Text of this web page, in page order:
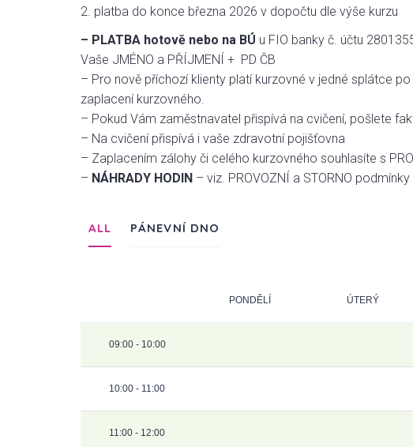
2. platba do konce března 2026 v dopočtu dle výše kurzu
– PLATBA hotově nebo na BÚ u FIO banky č. účtu
Vaše JMÉNO a PŘÍJMENÍ + PD ČB
– Pro nově příchozí klienty platí kurzovné v jedné splátce
zaplacení kurzovného.
– Pokud Vám zaměstnavatel přispívá na cvičení, pošlete
– Na cvičení přispívá i vaše zdravotní pojišťovna
– Zaplacením zálohy či celého kurzovného souhlasíte s
– NÁHRADY HODIN – viz. PROVOZNÍ a STORNO
ALL PÁNEVNÍ DNO
PONDĚLÍ ÚTERÝ
09:00 - 10:00
10:00 - 11:00
11:00 - 12:00